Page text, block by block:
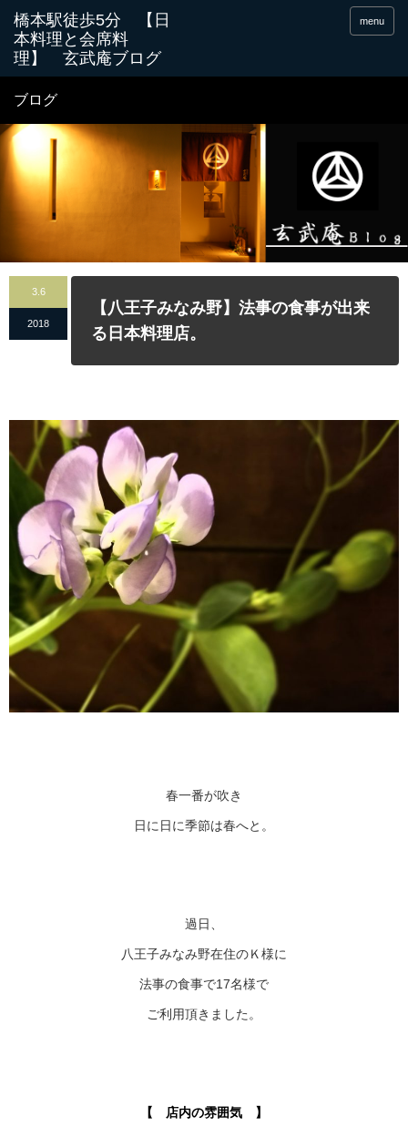
menu
ブログ
3.6
2018
【八王子みなみ野】法事の食事が出来
る日本料理店。
春一番が吹き
日に日に季節は春へと。
過日、
八王子みなみ野在住のＫ様に
法事の食事で17名様で
ご利用頂きました。
【 店内の雰囲気 】